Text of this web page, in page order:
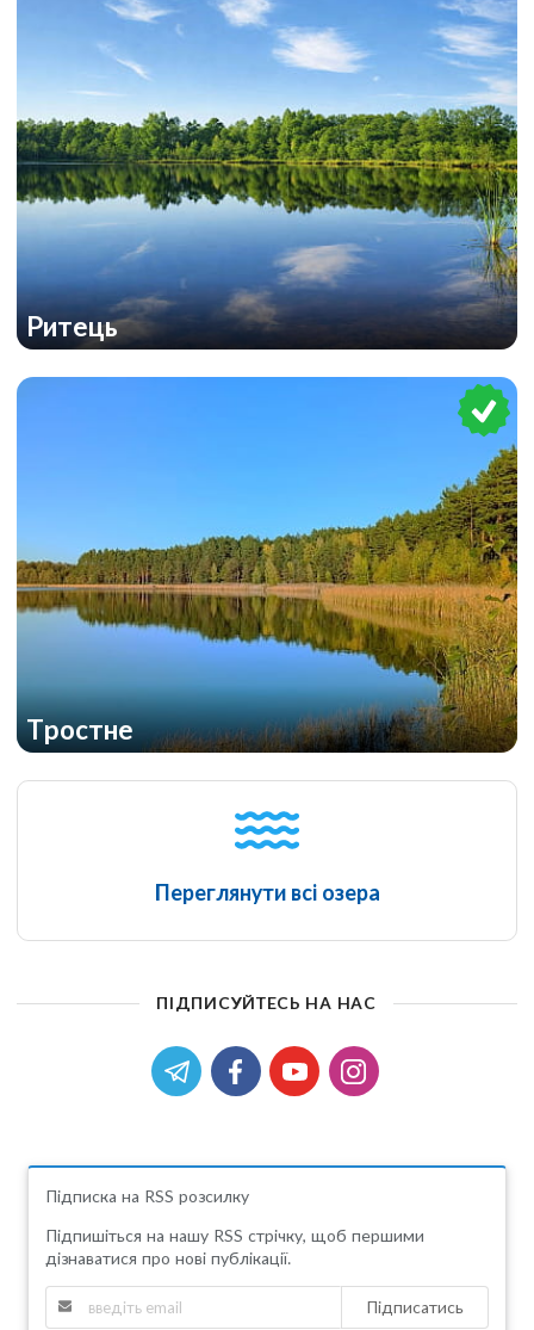
Ритець
Тростне
Переглянути всі озера
ПІДПИСУЙТЕСЬ НА НАС
Підписка на RSS розсилку
Підпишіться на нашу RSS стрічку, щоб першими
дізнаватися про нові публікації.
Підписатись